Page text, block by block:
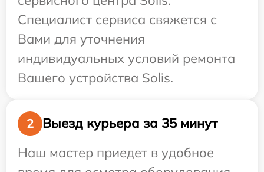
Специалист сервиса свяжется с
Вами для уточнения
индивидуальных условий ремонта
Вашего устройства Solis.
2
Выезд курьера за 35 минут
Наш мастер приедет в удобное